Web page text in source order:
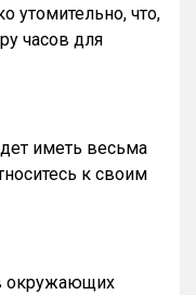
утомительно, что,
часов для
иметь весьма
к своим
окружающих